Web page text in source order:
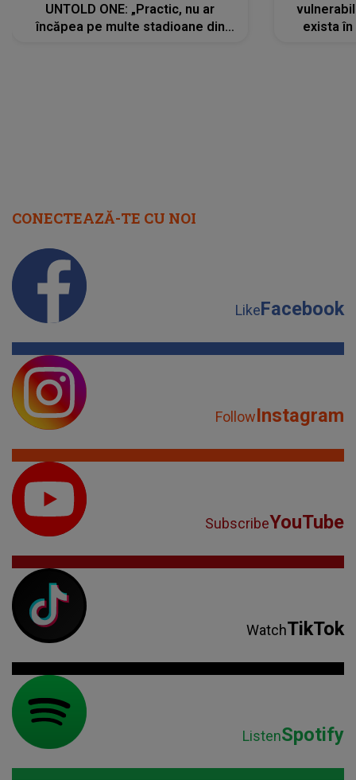
UNTOLD ONE: „Practic, nu ar
încăpea pe multe stadioane din
exista
CONECTEAZĂ-TE CU NOI
LikeFacebook
FollowInstagram
SubscribeYouTube
WatchTikTok
ListenSpotify